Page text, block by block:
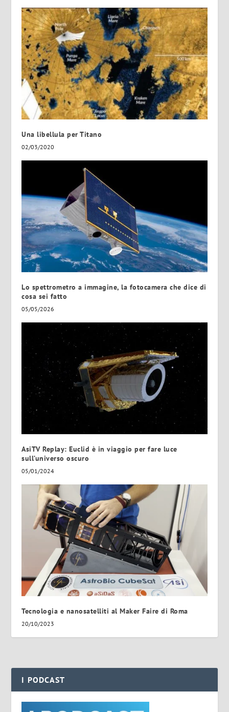
Una libellula per Titano
02/03/2020
Lo spettrometro a immagine, la fotocamera che dice di
cosa sei fatto
05/05/2026
AsiTV Replay: Euclid è in viaggio per fare luce
sull’universo oscuro
05/01/2024
Tecnologia e nanosatelliti al Maker Faire di Roma
20/10/2023
I PODCAST